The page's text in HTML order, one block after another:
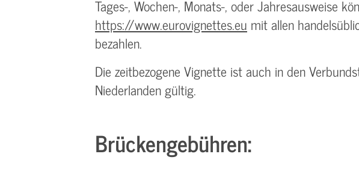
Tages-, Wochen-, Monats-, oder Jahresausweise
https://www.eurovignettes.eu mit allen
bezahlen.
Die zeitbezogene Vignette ist auch in den
Niederlanden gültig.
Brückengebühren: